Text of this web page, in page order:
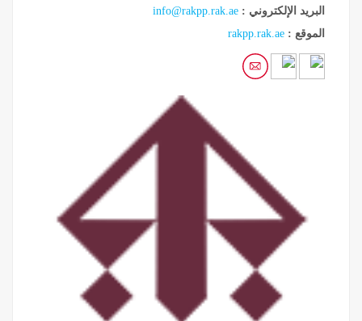
البريد الإلكتروني : info@rakpp.rak.ae
الموقع : rakpp.rak.ae